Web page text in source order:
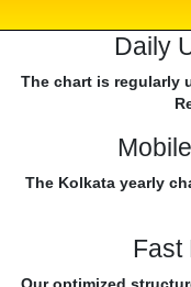
Daily
The chart is regularly
The Kolkata yearly
Fast